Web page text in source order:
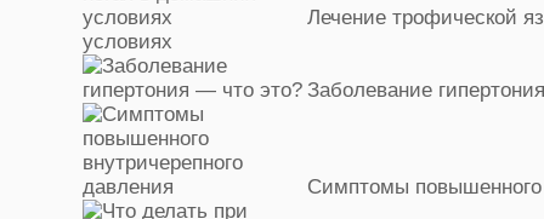
Лечение трофической
условиях
Заболевание
Симптомы повышенного